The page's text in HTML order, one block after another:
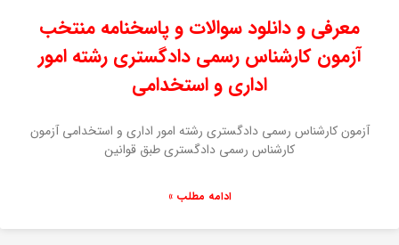
معرفی و دانلود سوالات و پاسخنامه منتخب
آزمون کارشناس رسمی دادگستری رشته امور
اداری و استخدامی
آزمون کارشناس رسمی دادگستری رشته امور اداری و استخدامی آزمون
کارشناس رسمی دادگستری طبق قوانین
ادامه مطلب »